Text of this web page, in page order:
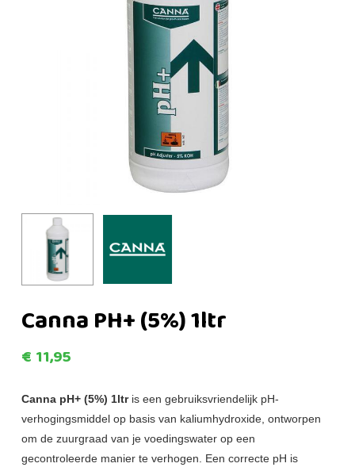
Canna PH+ (5%) 1ltr
€ 11,95
Canna pH+ (5%) 1ltris een gebruiksvriendelijk pH-
verhogingsmiddel op basis van kaliumhydroxide, ontworpen
om de zuurgraad van je voedingswater op een
gecontroleerde manier te verhogen. Een correcte pH is